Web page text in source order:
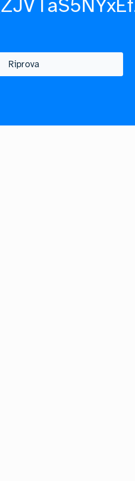
Riprova